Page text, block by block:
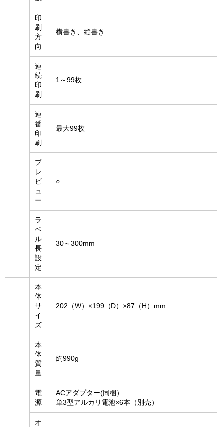
印
刷
方
向
横書き、縦書き
連
続
印
刷
1～99枚
連
番
印
刷
最大99枚
プ
レ
ビ
ュ
ー
○
ラ
ベ
ル
長
設
定
30～300mm
本
体
サ
イ
ズ
202（W）×199（D）×87（H）mm
本
体
質
量
約990g
電
源
ACアダプター(同梱）
単3型アルカリ電池×6本（別売）
オ